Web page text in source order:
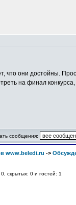
что они достойны.
на финал
сообщения:
www.beledi.ru ->
скрытых: 0 и гостей: 1